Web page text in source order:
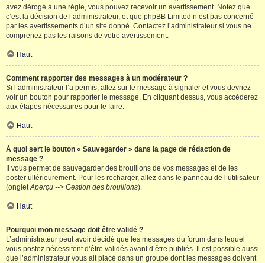
avez dérogé à une règle, vous pouvez recevoir un avertissement. Notez que
c’est la décision de l’administrateur, et que phpBB Limited n’est pas concerné
par les avertissements d’un site donné. Contactez l’administrateur si vous ne
comprenez pas les raisons de votre avertissement.
Haut
Comment rapporter des messages à un modérateur ?
Si l’administrateur l’a permis, allez sur le message à signaler et vous devriez
voir un bouton pour rapporter le message. En cliquant dessus, vous accéderez
aux étapes nécessaires pour le faire.
Haut
À quoi sert le bouton « Sauvegarder » dans la page de rédaction de
message ?
Il vous permet de sauvegarder des brouillons de vos messages et de les
poster ultérieurement. Pour les recharger, allez dans le panneau de l’utilisateur
(ongletAperçu --> Gestion des brouillons).
Haut
Pourquoi mon message doit être validé ?
L’administrateur peut avoir décidé que les messages du forum dans lequel
vous postez nécessitent d’être validés avant d’être publiés. Il est possible aussi
que l’administrateur vous ait placé dans un groupe dont les messages doivent